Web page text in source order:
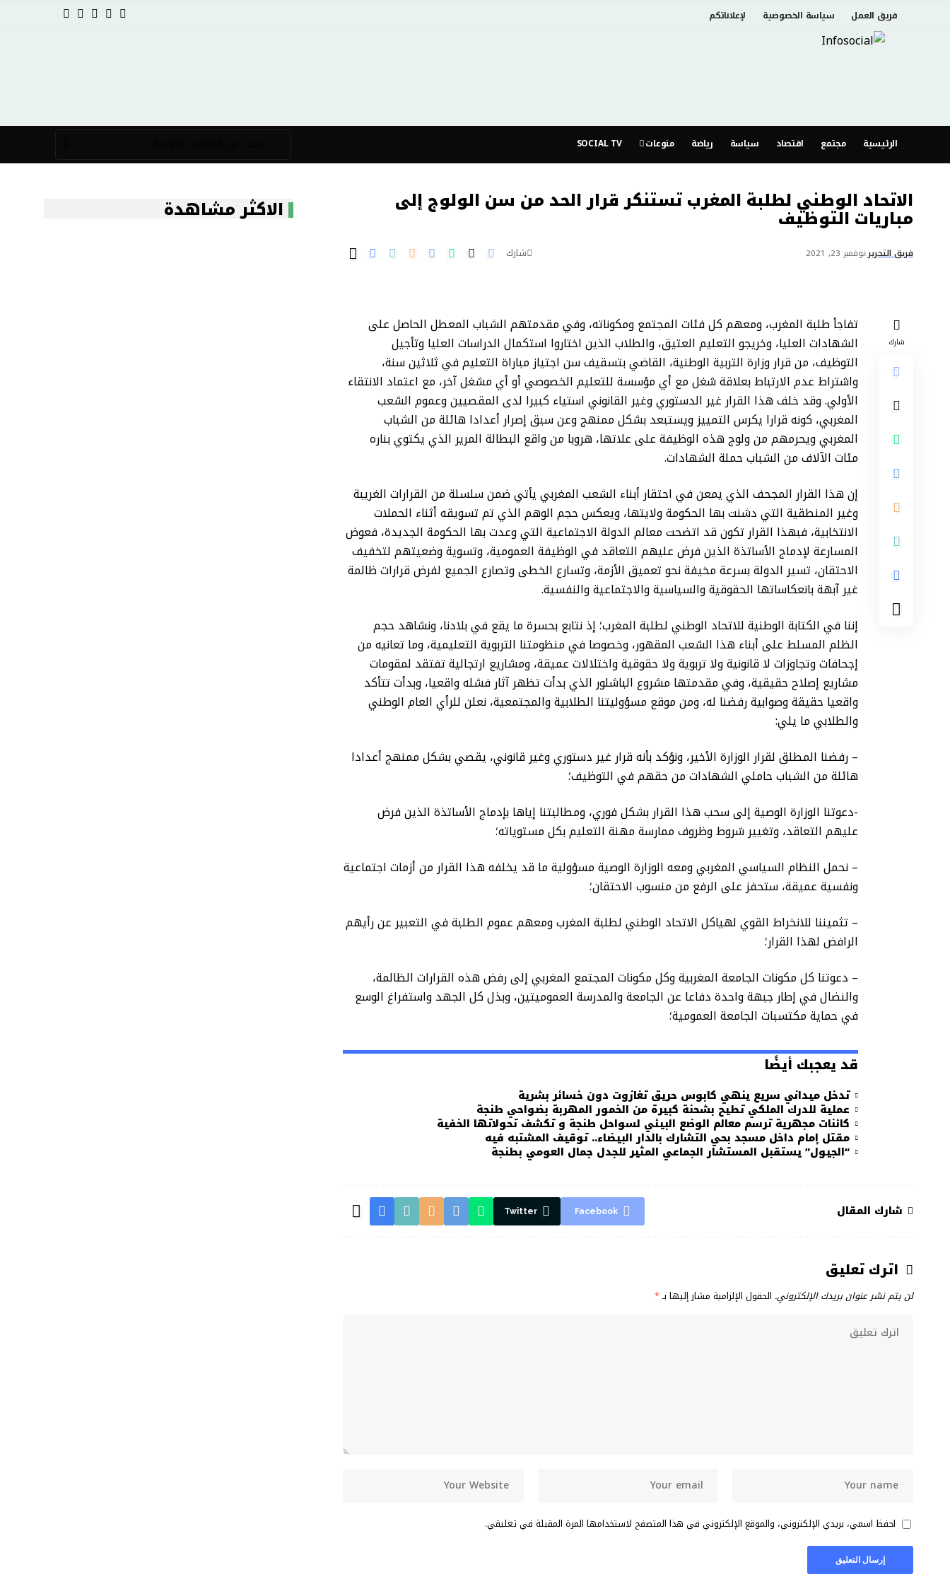
فريق العمل سياسة الخصوصية لإعلاناتكم
الرئيسية مجتمع اقتصاد سياسة رياضة منوعات SOCIAL TV
الاتحاد الوطني لطلبة المغرب تستنكر قرار الحد من سن الولوج إلى
مباريات التوظيف
فريق التحرير نوفمبر 23, 2021 شارك
شارك
تفاجأ طلبة المغرب، ومعهم كل فئات المجتمع ومكوناته، وفي مقدمتهم الشباب المعطل الحاصل على
الشهادات العليا، وخريجو التعليم العتيق، والطلاب الذين اختاروا استكمال الدراسات العليا وتأجيل
التوظيف، من قرار وزارة التربية الوطنية، القاضي بتسقيف سن اجتياز مباراة التعليم في ثلاثين سنة،
واشتراط عدم الارتباط بعلاقة شغل مع أي مؤسسة للتعليم الخصوصي أو أي مشغل آخر، مع اعتماد الانتقاء
الأولي. وقد خلف هذا القرار غير الدستوري وغير القانوني استياء كبيرا لدى المقصيين وعموم الشعب
المغربي، كونه قرارا يكرس التمييز ويستبعد بشكل ممنهج وعن سبق إصرار أعدادا هائلة من الشباب
المغربي ويحرمهم من ولوج هذه الوظيفة على علاتها، هروبا من واقع البطالة المرير الذي يكتوي بناره
مئات الآلاف من الشباب حملة الشهادات.
إن هذا القرار المجحف الذي يمعن في احتقار أبناء الشعب المغربي يأتي ضمن سلسلة من القرارات الغريبة
وغير المنطقية التي دشنت بها الحكومة ولايتها، ويعكس حجم الوهم الذي تم تسويقه أثناء الحملات
الانتخابية، فبهذا القرار تكون قد اتضحت معالم الدولة الاجتماعية التي وعدت بها الحكومة الجديدة، فعوض
المسارعة لإدماج الأساتذة الذين فرض عليهم التعاقد في الوظيفة العمومية، وتسوية وضعيتهم لتخفيف
الاحتقان، تسير الدولة بسرعة مخيفة نحو تعميق الأزمة، وتسارع الخطى وتصارع الجميع لفرض قرارات ظالمة
غير آبهة بانعكاساتها الحقوقية والسياسية والاجتماعية والنفسية.
إننا في الكتابة الوطنية للاتحاد الوطني لطلبة المغرب؛ إذ نتابع بحسرة ما يقع في بلادنا، ونشاهد حجم
الظلم المسلط على أبناء هذا الشعب المقهور، وخصوصا في منظومتنا التربوية التعليمية، وما تعانيه من
إجحافات وتجاوزات لا قانونية ولا تربوية ولا حقوقية واختلالات عميقة، ومشاريع ارتجالية تفتقد لمقومات
مشاريع إصلاح حقيقية، وفي مقدمتها مشروع الباشلور الذي بدأت تظهر آثار فشله واقعيا، وبدأت تتأكد
واقعيا حقيقة وصوابية رفضنا له، ومن موقع مسؤوليتنا الطلابية والمجتمعية، نعلن للرأي العام الوطني
والطلابي ما يلي:
– رفضنا المطلق لقرار الوزارة الأخير، ونؤكد بأنه قرار غير دستوري وغير قانوني، يقصي بشكل ممنهج أعدادا
هائلة من الشباب حاملي الشهادات من حقهم في التوظيف؛
-دعوتنا الوزارة الوصية إلى سحب هذا القرار بشكل فوري، ومطالبتنا إياها بإدماج الأساتذة الذين فرض
عليهم التعاقد، وتغيير شروط وظروف ممارسة مهنة التعليم بكل مستوياته؛
– نحمل النظام السياسي المغربي ومعه الوزارة الوصية مسؤولية ما قد يخلفه هذا القرار من أزمات اجتماعية
ونفسية عميقة، ستحفز على الرفع من منسوب الاحتقان؛
– تثميننا للانخراط القوي لهياكل الاتحاد الوطني لطلبة المغرب ومعهم عموم الطلبة في التعبير عن رأيهم
الرافض لهذا القرار؛
– دعوتنا كل مكونات الجامعة المغربية وكل مكونات المجتمع المغربي إلى رفض هذه القرارات الظالمة،
والنضال في إطار جبهة واحدة دفاعا عن الجامعة والمدرسة العموميتين، وبذل كل الجهد واستفراغ الوسع
في حماية مكتسبات الجامعة العمومية؛
قد يعجبك أيضًا
تدخل ميداني سريع ينهي كابوس حريق تغازوت دون خسائر بشرية
عملية للدرك الملكي تطيح بشحنة كبيرة من الخمور المهربة بضواحي طنجة
كائنات مجهرية ترسم معالم الوضع البيئي لسواحل طنجة و تكشف تحولاتها الخفية
مقتل إمام داخل مسجد بحي التشارك بالدار البيضاء.. توقيف المشتبه فيه
“الجيول” يستقبل المستشار الجماعي المثير للجدل جمال العومي بطنجة
شارك المقال Facebook
Twitter
اترك تعليق
لن يتم نشر عنوان بريدك الإلكتروني. الحقول الإلزامية مشار إليها بـ*
احفظ اسمي، بريدي الإلكتروني، والموقع الإلكتروني في هذا المتصفح لاستخدامها المرة المقبلة في تعليقي.
الاكثر مشاهدة